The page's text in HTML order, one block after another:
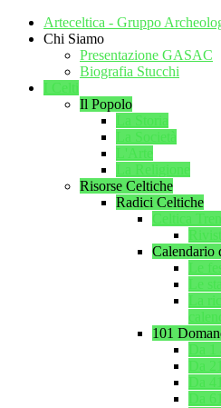
Arteceltica - Gruppo
Chi Siamo
Presentazione GASAC
Biografia Stucchi
Il Popolo
Risorse Celtiche
Radici Celtiche
Calendario
101